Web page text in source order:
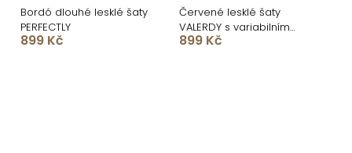
Bordó dlouhé lesklé šaty
PERFECTLY
899 Kč
Červené lesklé šaty
VALERDY s variabilním
vázáním / bez rozparku
899 Kč